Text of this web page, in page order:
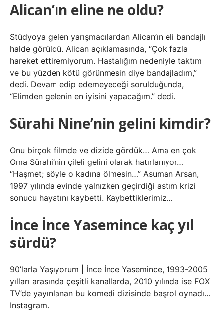
Alican’ın eline ne oldu?
Stüdyoya gelen yarışmacılardan Alican’ın eli bandajlı
halde görüldü. Alican açıklamasında, “Çok fazla
hareket ettiremiyorum. Hastalığım nedeniyle taktım
ve bu yüzden kötü görünmesin diye bandajladım,”
dedi. Devam edip edemeyeceği sorulduğunda,
“Elimden gelenin en iyisini yapacağım.” dedi.
Sürahi Nine’nin gelini kimdir?
Onu birçok filmde ve dizide gördük… Ama en çok
Oma Sürahi’nin çileli gelini olarak hatırlanıyor…
“Haşmet; söyle o kadına ölmesin…” Asuman Arsan,
1997 yılında evinde yalnızken geçirdiği astım krizi
sonucu hayatını kaybetti. Kaybettiklerimiz…
İnce İnce Yasemince kaç yıl
sürdü?
90’larla Yaşıyorum | İnce İnce Yasemince, 1993-2005
yılları arasında çeşitli kanallarda, 2010 yılında ise FOX
TV’de yayınlanan bu komedi dizisinde başrol oynadı…
Instagram.